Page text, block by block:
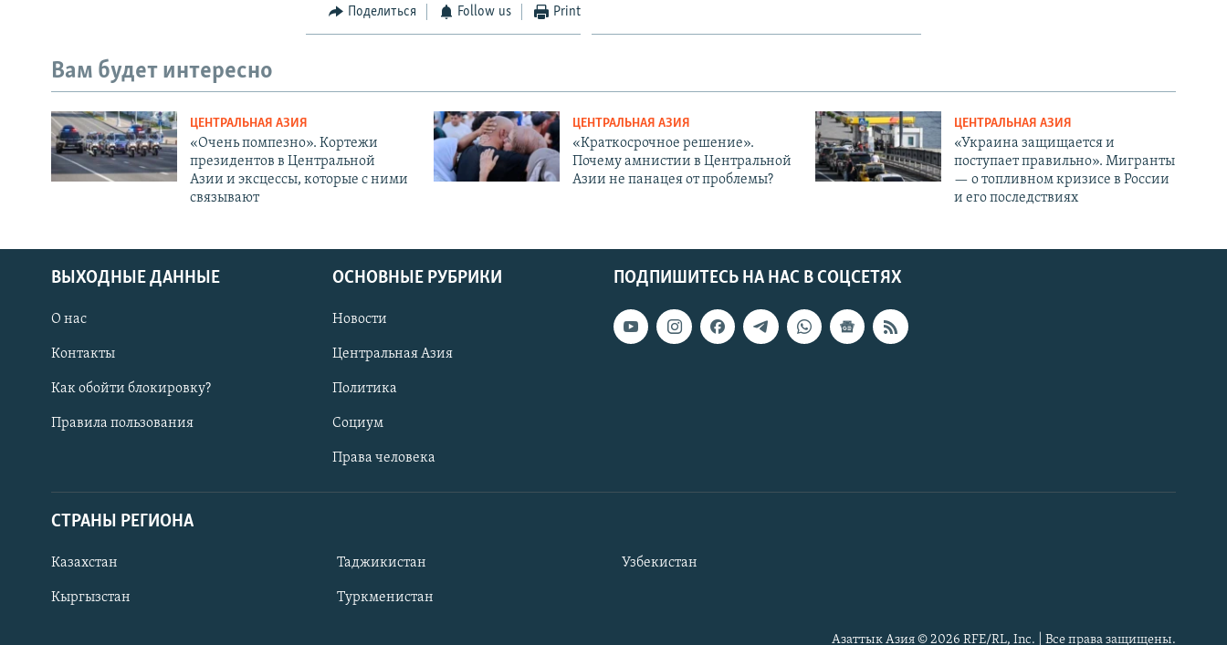
Поделиться Follow us Print
Вам будет интересно
ЦЕНТРАЛЬНАЯ АЗИЯ
«Очень помпезно». Кортежи
президентов в Центральной
Азии и эксцессы, которые с ними
связывают
ЦЕНТРАЛЬНАЯ АЗИЯ
«Краткосрочное решение».
Почему амнистии в Центральной
Азии не панацея от проблемы?
ЦЕНТРАЛЬНАЯ АЗИЯ
«Украина защищается и
поступает правильно». Мигранты
— о топливном кризисе в России
и его последствиях
ПОДПИШИТЕСЬ НА НАС В СОЦСЕТЯХ
ВЫХОДНЫЕ ДАННЫЕ
О нас
Контакты
Как обойти блокировку?
Правила пользования
ОСНОВНЫЕ РУБРИКИ
Новости
Центральная Азия
Политика
Социум
Права человека
СТРАНЫ РЕГИОНА
Казахстан
Кыргызстан
Таджикистан
Туркменистан
Узбекистан
Азаттык Азия © 2026 RFE/RL, Inc. | Все права защищены.